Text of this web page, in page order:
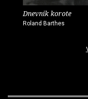
Dnevnik korote
Roland Barthes